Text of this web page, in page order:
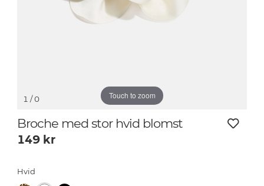
Touch to zoom
1 / 0
Broche med stor hvid blomst
149 kr
Hvid